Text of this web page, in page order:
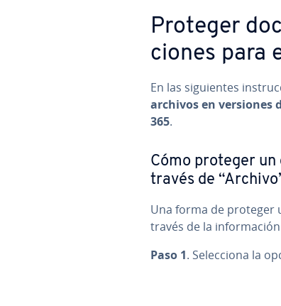
Proteger
cio­nes para
En las si­guie­n­tes
archivos en versiones
365.
Cómo proteger un
través de
Una forma de proteger
través de la
Paso 1. Se­le­c­cio­na la